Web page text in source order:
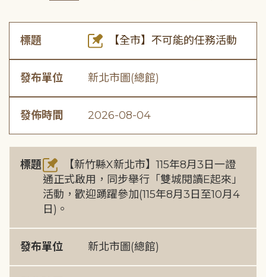
標題 【全市】不可能的任務活動
發布單位 新北市圖(總館)
發佈時間 2026-08-04
標題
【新竹縣X新北市】115年8月3日一證
通正式啟用，同步舉行「雙城閱讀E起來」
活動，歡迎踴躍參加(115年8月3日至10月4
日)。
發布單位 新北市圖(總館)